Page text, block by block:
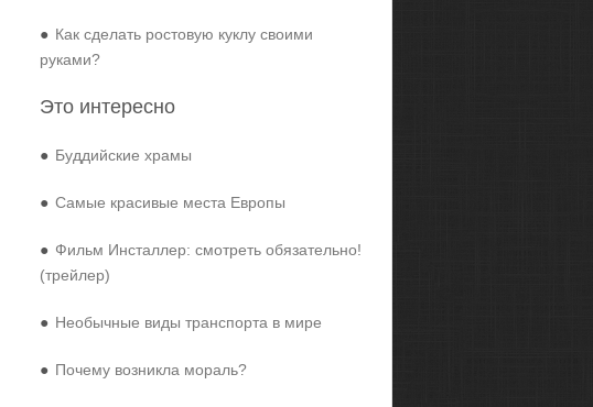
● Как сделать ростовую куклу своими
руками?
Это интересно
● Буддийские храмы
● Самые красивые места Европы
● Фильм Инсталлер: смотреть обязательно!
(трейлер)
● Необычные виды транспорта в мире
● Почему возникла мораль?